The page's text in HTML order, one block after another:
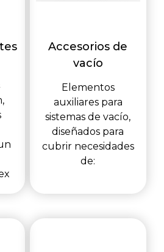
Accesorios de
vacío
Elementos
auxiliares para
sistemas de vacío,
diseñados para
cubrir necesidades
de: